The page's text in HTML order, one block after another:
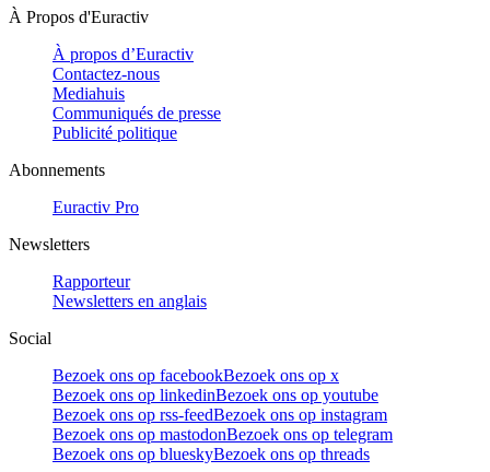
À Propos d'Euractiv
À propos d’Euractiv
Contactez-nous
Mediahuis
Communiqués de presse
Publicité politique
Abonnements
Euractiv Pro
Newsletters
Rapporteur
Newsletters en anglais
Social
Bezoek ons op facebookBezoek ons op x
Bezoek ons op linkedinBezoek ons op youtube
Bezoek ons op rss-feedBezoek ons op instagram
Bezoek ons op mastodonBezoek ons op telegram
Bezoek ons op blueskyBezoek ons op threads